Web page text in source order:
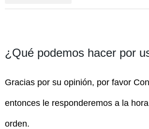
¿Qué podemos hacer por
Gracias por su opinión, por favor
entonces le responderemos a la
orden.